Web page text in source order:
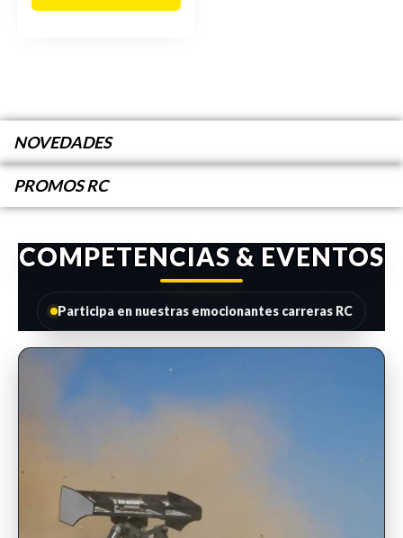
NOVEDADES
PROMOS RC
COMPETENCIAS & EVENTOS
Participa en nuestras emocionantes carreras RC
INSCRIPCIONES ABIERTAS